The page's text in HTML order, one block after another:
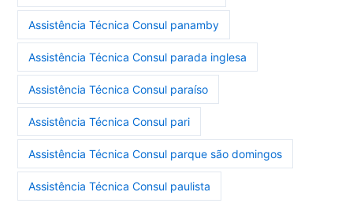
Assistência Técnica Consul panamby
Assistência Técnica Consul parada inglesa
Assistência Técnica Consul paraíso
Assistência Técnica Consul pari
Assistência Técnica Consul parque são domingos
Assistência Técnica Consul paulista